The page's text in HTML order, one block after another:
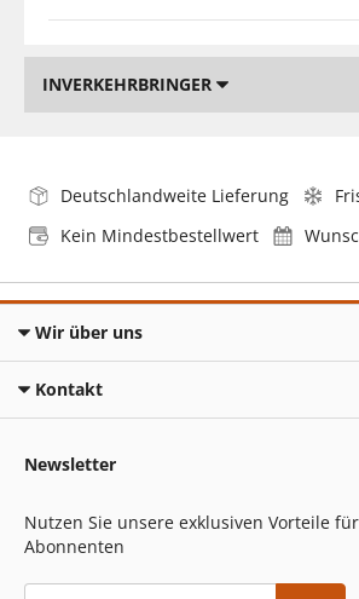
INVERKEHRBRINGER
Deutschlandweite Lieferung
Kein Mindestbestellwert
Wir über uns
Kontakt
Newsletter
Nutzen Sie unsere exklusiven Vorteile
Abonnenten